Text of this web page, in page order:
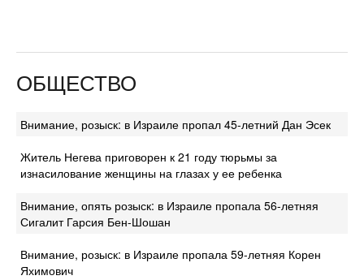
ОБЩЕСТВО
Внимание, розыск: в Израиле пропал 45-летний Дан Эсек
Житель Негева приговорен к 21 году тюрьмы за
изнасилование женщины на глазах у ее ребенка
Внимание, опять розыск: в Израиле пропала 56-летняя
Сигалит Гарсия Бен-Шошан
Внимание, розыск: в Израиле пропала 59-летняя Корен
Яхимович